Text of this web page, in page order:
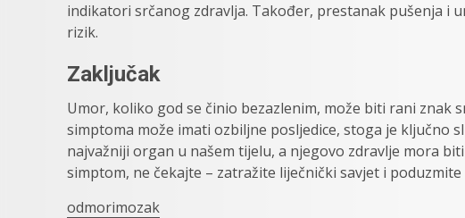
indikatori srčanog zdravlja. Također, prestanak pušenja i
rizik.
Zaključak
Umor, koliko god se činio bezazlenim, može biti rani
simptoma može imati ozbiljne posljedice, stoga je ključno
najvažniji organ u našem tijelu, a njegovo zdravlje mora
simptom, ne čekajte – zatražite liječnički savjet i
odmorimozak